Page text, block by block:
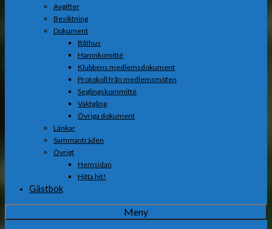
Avgifter
Besiktning
Dokument
Båthus
Hamnkomitté
Klubbens medlemsdokument
Protokoll från medlemsmöten
Seglingskommitté
Vaktgång
Övriga dokument
Länkar
Sammanträden
Övrigt
Hemsidan
Hitta hit!
Gästbok
Meny